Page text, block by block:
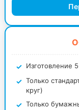
Изготовление
Только
круг)
Только